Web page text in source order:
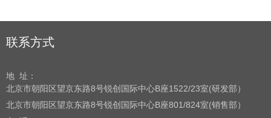
联系方式
地 址：
北京市朝阳区望京东路8号锐创国际中心B座1522/23室(研发部）
北京市朝阳区望京东路8号锐创国际中心B座801/824室(销售部）